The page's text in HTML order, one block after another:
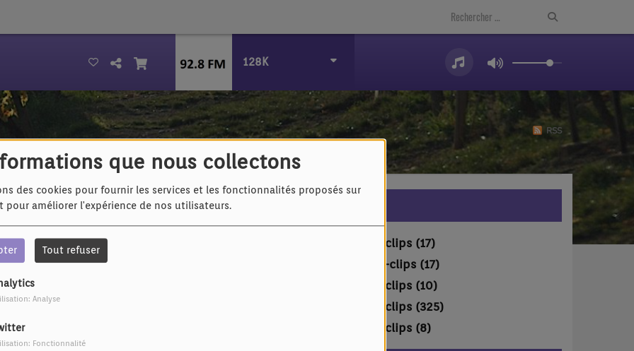
que nous collectons
des cookies pour fournir les services et les fonctionnalités proposés sur
pour améliorer l'expérience de nos utilisateurs.
Tout refuser
Analyse
Fonctionnalité
128K
RSS
IL Y A 5 ANS
Vidéo-clips (17)
Vidéo-clips (17)
Vidéo-clips (10)
Vidéo-clips (325)
Vidéo-clips (8)